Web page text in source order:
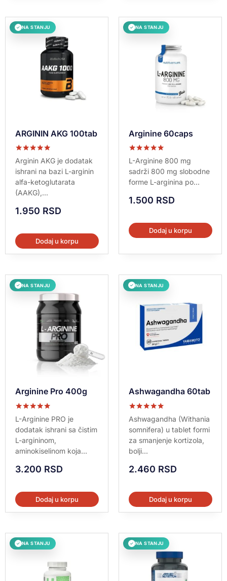
✓ NA STANJU
ARGININ AKG 100tab
Ocenjeno sa
5.00
od 5
Arginin AKG je dodatak
ishrani na bazi L-arginin
alfa-ketoglutarata
(AAKG),...
1.950 RSD
Dodaj u korpu
✓ NA STANJU
Arginine 60caps
Ocenjeno sa
5.00
od 5
L-Arginine 800 mg
sadrži 800 mg slobodne
forme L-arginina po...
1.500 RSD
Dodaj u korpu
✓ NA STANJU
Arginine Pro 400g
Ocenjeno sa
5.00
od 5
L-Arginine PRO je
dodatak ishrani sa čistim
L-argininom,
aminokiselinom koja...
3.200 RSD
Dodaj u korpu
✓ NA STANJU
Ashwagandha 60tab
Ocenjeno sa
5.00
od 5
Ashwagandha (Withania
somnifera) u tablet formi
za smanjenje kortizola,
bolji...
2.460 RSD
Dodaj u korpu
✓ NA STANJU ✓ NA STANJU